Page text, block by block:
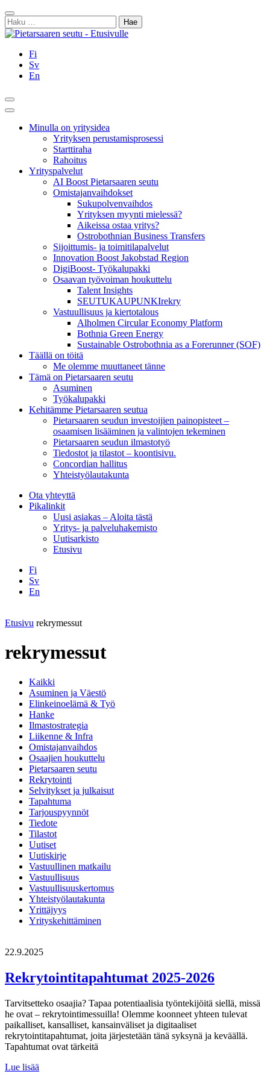
Siirry
sisältöön
Sulje
Haku:
Fi
Sv
En
Hae
Päävalikko
Minulla on yritysidea
Yrityksen perustamisprosessi
Starttiraha
Rahoitus
Yrityspalvelut
AI Boost Pietarsaaren seutu
Omistajanvaihdokset
Sukupolvenvaihdos
Yrityksen myynti mielessä?
Aikeissa ostaa yritys?
Ostrobothnian Business Transfers
Sijoittumis- ja toimitilapalvelut
Innovation Boost Jakobstad Region
DigiBoost- Työkalupakki
Osaavan työvoiman houkuttelu
Talent Insights
SEUTUKAUPUNKIrekry
Vastuullisuus ja kiertotalous
Alholmen Circular Economy Platform
Bothnia Green Energy
Sustainable Ostrobothnia as a Forerunner (SOF)
Täällä on töitä
Me olemme muuttaneet tänne
Tämä on Pietarsaaren seutu
Asuminen
Työkalupakki
Kehitämme Pietarsaaren seutua
Pietarsaaren seudun investoijien painopisteet –
osaamisen lisääminen ja valintojen tekeminen
Pietarsaaren seudun ilmastotyö
Tiedostot ja tilastot – koontisivu.
Concordian hallitus
Yhteistyölautakunta
Ota yhteyttä
Pikalinkit
Uusi asiakas – Aloita tästä
Yritys- ja palveluhakemisto
Uutisarkisto
Etusivu
Fi
Sv
En
Etusivu rekrymessut
rekrymessut
Kaikki
Asuminen ja Väestö
Elinkeinoelämä & Työ
Hanke
Ilmastostrategia
Liikenne & Infra
Omistajanvaihdos
Osaajien houkuttelu
Pietarsaaren seutu
Rekrytointi
Selvitykset ja julkaisut
Tapahtuma
Tarjouspyynnöt
Tiedote
Tilastot
Uutiset
Uutiskirje
Vastuullinen matkailu
Vastuullisuus
Vastuullisuuskertomus
Yhteistyölautakunta
Yrittäjyys
Yrityskehittäminen
22.9.2025
Rekrytointitapahtumat 2025-2026
Tarvitsetteko osaajia? Tapaa potentiaalisia työntekijöitä siellä, missä
he ovat – rekrytointimessuilla! Olemme koonneet yhteen tulevat
paikalliset, kansalliset, kansainväliset ja digitaaliset
rekrytointitapahtumat, joita järjestetään tänä syksynä ja keväällä.
Tapahtumat ovat tärkeitä
Lue lisää